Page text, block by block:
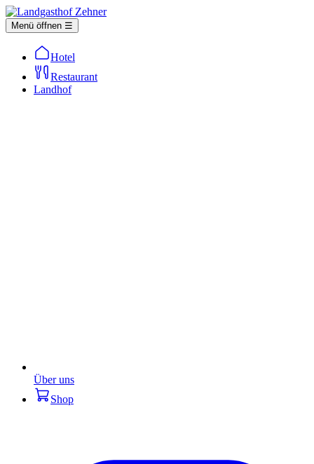
Menü öffnen ☰
Hotel
Restaurant
Landhof
Über uns
Shop